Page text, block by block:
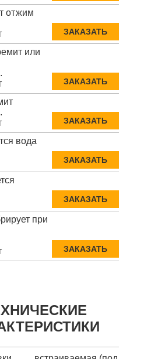
отжим
ЗАКАЗАТЬ
или
ЗАКАЗАТЬ
ЗАКАЗАТЬ
вода
ЗАКАЗАТЬ
ЗАКАЗАТЬ
при
ЗАКАЗАТЬ